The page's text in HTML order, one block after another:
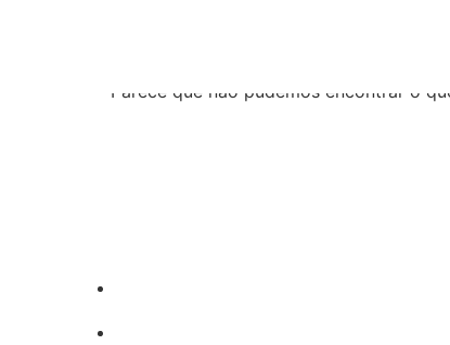
Parece que não pudemos encontrar o